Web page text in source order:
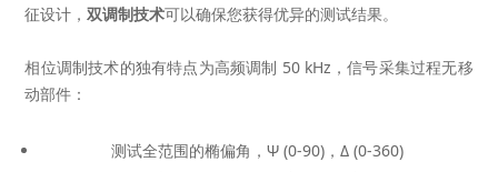
征设计，双调制技术可以确保您获得优异的测试结果。
相位调制技术的独有特点为高频调制 50 kHz，信号采集过程无移
动部件：
测试全范围的椭偏角，Ψ (0-90)，Δ (0-360)